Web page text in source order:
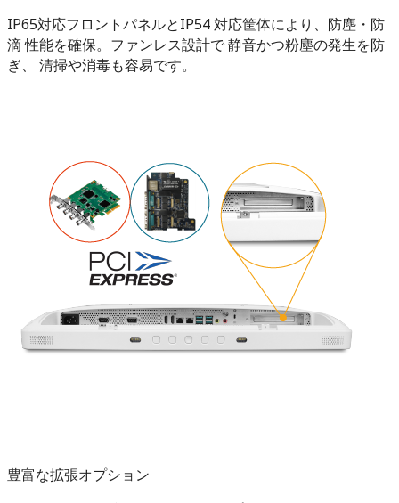
IP65対応フロントパネルとIP54 対応筐体により、防塵・防
滴 性能を確保。ファンレス設計で 静音かつ粉塵の発生を防
ぎ、 清掃や消毒も容易です。
豊富な拡張オプション